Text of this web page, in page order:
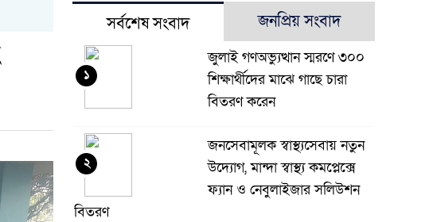
সর্বশেষ সংবাদ জনপ্রিয় সংবাদ
জুলাই গণঅভ্যুত্থান স্মরণে ৩০০
শিক্ষার্থীদের মাঝে গাছে চারা
বিতরণ করেন
১
জনসেবামূলক স্বাস্থ্যসেবায় নতুন
উদ্যোগ, মান্দা স্বাস্থ্য কমপ্লেক্সে
ফ্যান ও নেবুলাইজার সলিউশন
বিতরণ
২